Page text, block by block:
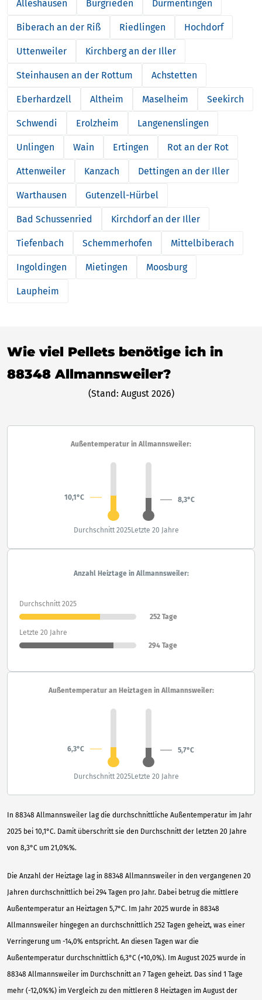
Alleshausen Burgrieden Dürmentingen
Biberach an der Riß Riedlingen Hochdorf
Uttenweiler Kirchberg an der Iller
Steinhausen an der Rottum Achstetten
Eberhardzell Altheim Maselheim Seekirch
Schwendi Erolzheim Langenenslingen
Unlingen Wain Ertingen Rot an der Rot
Attenweiler Kanzach Dettingen an der Iller
Warthausen Gutenzell-Hürbel
Bad Schussenried Kirchdorf an der Iller
Tiefenbach Schemmerhofen Mittelbiberach
Ingoldingen Mietingen Moosburg
Laupheim
Wie viel Pellets benötige ich in
88348 Allmannsweiler?
(Stand: August 2026)
In 88348 Allmannsweiler lag die durchschnittliche Außentemperatur im Jahr
2025 bei 10,1°C. Damit überschritt sie den Durchschnitt der letzten 20 Jahre
von 8,3°C um 21,0%%.
Die Anzahl der Heiztage lag in 88348 Allmannsweiler in den vergangenen 20
Jahren durchschnittlich bei 294 Tagen pro Jahr. Dabei betrug die mittlere
Außentemperatur an Heiztagen 5,7°C. Im Jahr 2025 wurde in 88348
Allmannsweiler hingegen an durchschnittlich 252 Tagen geheizt, was einer
Verringerung um -14,0% entspricht. An diesen Tagen war die
Außentemperatur durchschnittlich 6,3°C (+10,0%). Im August 2025 wurde in
88348 Allmannsweiler im Durchschnitt an 7 Tagen geheizt. Das sind 1 Tage
mehr (-12,0%%) im Vergleich zu den mittleren 8 Heiztagen im August der
Außentemperatur in Allmannsweiler:
10,1°C 8,3°C
Durchschnitt 2025Letzte 20 Jahre
Anzahl Heiztage in Allmannsweiler:
Durchschnitt 2025
252 Tage
Letzte 20 Jahre
294 Tage
Außentemperatur an Heiztagen in Allmannsweiler:
6,3°C 5,7°C
Durchschnitt 2025Letzte 20 Jahre